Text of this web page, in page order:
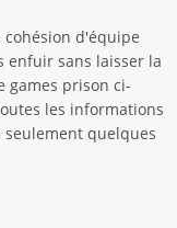
cohésion d'équipe
enfuir sans laisser la
games prison ci-
les informations
quelques